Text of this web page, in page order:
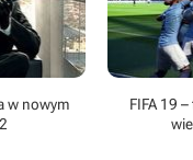
w nowym
FIFA 19